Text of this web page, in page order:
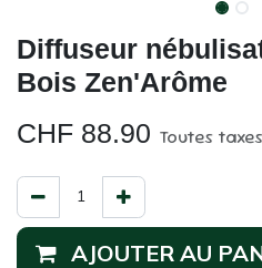
Diffuseur
Bois Zen'Arôme
CHF 88.90 Toutes
AJOUTER AU